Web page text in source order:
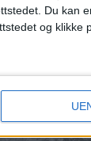
Du kan
og klikke